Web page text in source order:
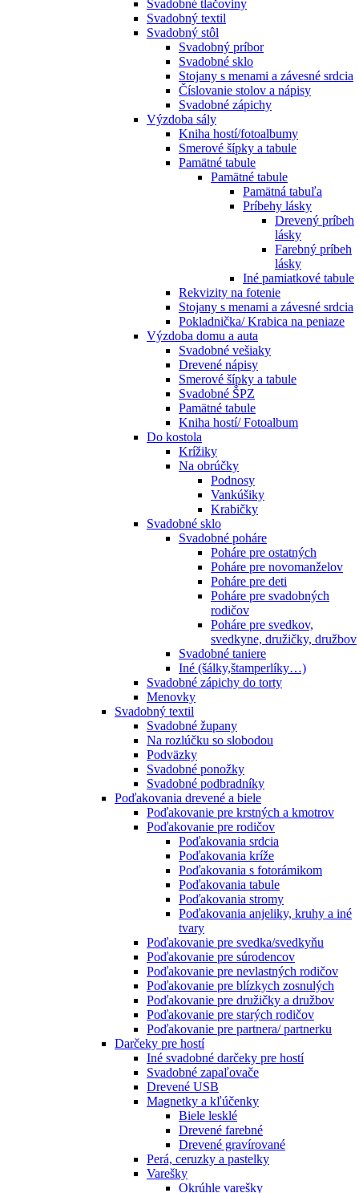
Svadobné tlačoviny
Svadobný textil
Svadobný stôl
Svadobný príbor
Svadobné sklo
Stojany s menami a závesné srdcia
Číslovanie stolov a nápisy
Svadobné zápichy
Výzdoba sály
Kniha hostí/fotoalbumy
Smerové šípky a tabule
Pamätné tabule
Pamätné tabule
Pamätná tabuľa
Príbehy lásky
Drevený príbeh
lásky
Farebný príbeh
lásky
Iné pamiatkové tabule
Rekvizity na fotenie
Stojany s menami a závesné srdcia
Pokladnička/ Krabica na peniaze
Výzdoba domu a auta
Svadobné vešiaky
Drevené nápisy
Smerové šípky a tabule
Svadobné ŠPZ
Pamätné tabule
Kniha hostí/ Fotoalbum
Do kostola
Krížiky
Na obrúčky
Podnosy
Vankúšiky
Krabičky
Svadobné sklo
Svadobné poháre
Poháre pre ostatných
Poháre pre novomanželov
Poháre pre deti
Poháre pre svadobných
rodičov
Poháre pre svedkov,
svedkyne, družičky, družbov
Svadobné taniere
Iné (šálky,štamperlíky…)
Svadobné zápichy do torty
Menovky
Svadobný textil
Svadobné župany
Na rozlúčku so slobodou
Podväzky
Svadobné ponožky
Svadobné podbradníky
Poďakovania drevené a biele
Poďakovanie pre krstných a kmotrov
Poďakovanie pre rodičov
Poďakovania srdcia
Poďakovania kríže
Poďakovania s fotorámikom
Poďakovania tabule
Poďakovania stromy
Poďakovania anjeliky, kruhy a iné
tvary
Poďakovanie pre svedka/svedkyňu
Poďakovanie pre súrodencov
Poďakovanie pre nevlastných rodičov
Poďakovanie pre blízkych zosnulých
Poďakovanie pre družičky a družbov
Poďakovanie pre starých rodičov
Poďakovanie pre partnera/ partnerku
Darčeky pre hostí
Iné svadobné darčeky pre hostí
Svadobné zapaľovače
Drevené USB
Magnetky a kľúčenky
Biele lesklé
Drevené farebné
Drevené gravírované
Perá, ceruzky a pastelky
Varešky
Okrúhle varešky